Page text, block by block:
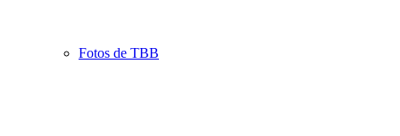
Fotos de TBB